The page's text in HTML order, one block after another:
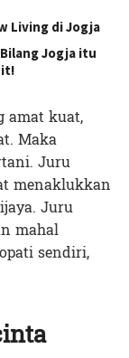
Living di Jogja
Jogja itu
amat kuat,
Maka
Juru
menaklukkan
Juru
mahal
sendiri,